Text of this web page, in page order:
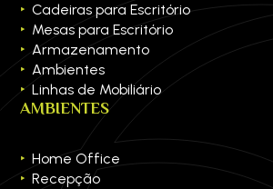
Cadeiras para Escritório
Mesas para Escritório
Armazenamento
Ambientes
Linhas de Mobiliário
AMBIENTES
Home Office
Recepção